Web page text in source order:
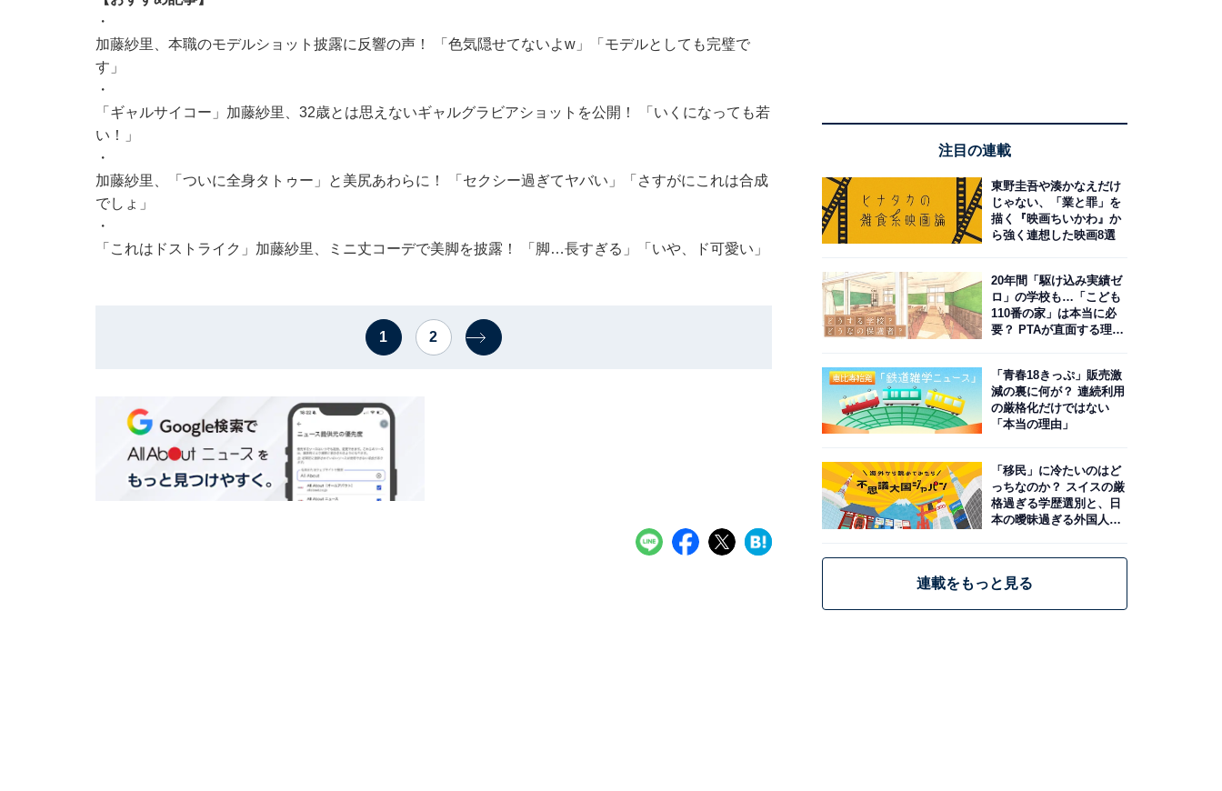
・
加藤紗里、本職のモデルショット披露に反響の声！ 「色気隠せてないよw」「モデルとしても完璧で
す」
・
「ギャルサイコー」加藤紗里、32歳とは思えないギャルグラビアショットを公開！ 「いくになっても若
い！」
・
加藤紗里、「ついに全身タトゥー」と美尻あわらに！ 「セクシー過ぎてヤバい」「さすがにこれは合成
でしょ」
・
「これはドストライク」加藤紗里、ミニ丈コーデで美脚を披露！ 「脚…長すぎる」「いや、ド可愛い」
1 2
注目の連載
東野圭吾や湊かなえだけ
じゃない、「業と罪」を
描く『映画ちいかわ』か
ら強く連想した映画8選
20年間「駆け込み実績ゼ
ロ」の学校も…「こども
110番の家」は本当に必
要？ PTAが直面する理想
「青春18きっぷ」販売激
減の裏に何が？ 連続利用
の厳格化だけではない
「本当の理由」
「移民」に冷たいのはど
っちなのか？ スイスの厳
格過ぎる学歴選別と、日
本の曖昧過ぎる外国人政
連載をもっと見る